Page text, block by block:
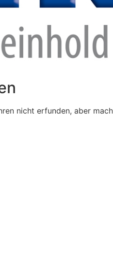
nicht erfunden, aber